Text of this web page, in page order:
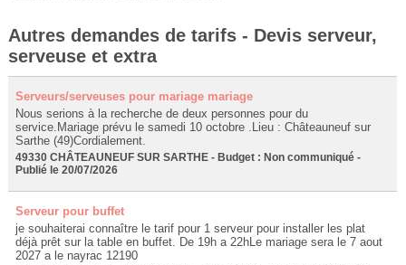
Autres demandes de tarifs - Devis serveur,
serveuse et extra
Serveurs/serveuses pour mariage mariage
Nous serions à la recherche de deux personnes pour du
service.Mariage prévu le samedi 10 octobre .Lieu : Châteauneuf sur
Sarthe (49)Cordialement.
49330 CHÂTEAUNEUF SUR SARTHE - Budget : Non communiqué -
Publié le 20/07/2026
Serveur pour buffet
je souhaiterai connaître le tarif pour 1 serveur pour installer les plat
déjà prêt sur la table en buffet. De 19h a 22hLe mariage sera le 7 aout
2027 a le nayrac 12190